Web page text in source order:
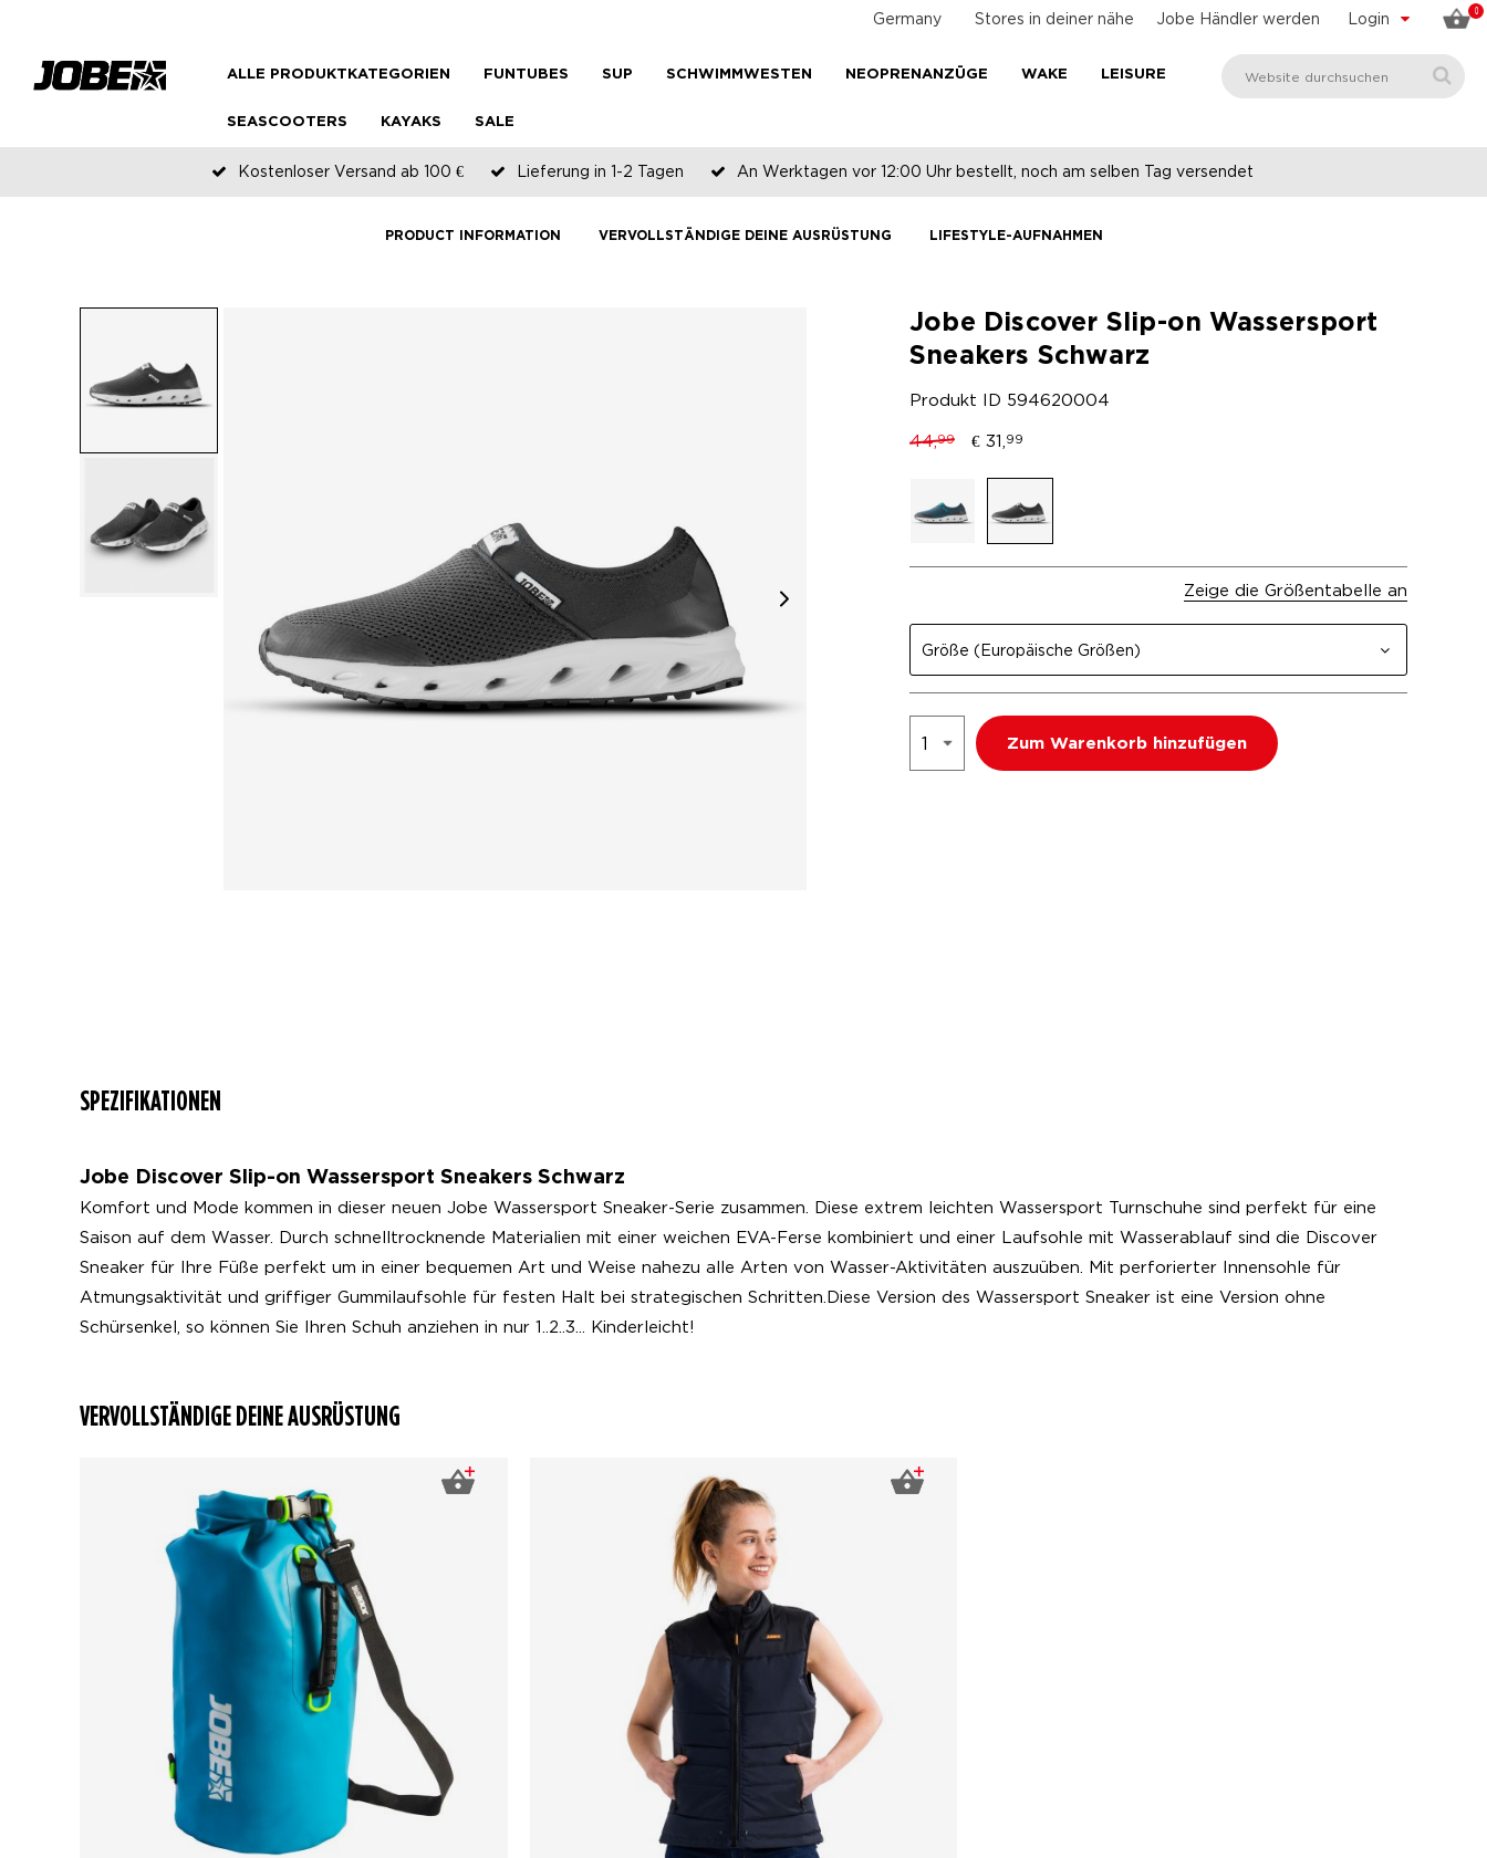
0
Login
Jobe Händler werden
Stores in deiner nähe
Germany
ALLE PRODUKTKATEGORIEN FUNTUBES SUP SCHWIMMWESTEN NEOPRENANZÜGE WAKE LEISURE
SEASCOOTERS KAYAKS SALE
Kostenloser Versand ab 100 € Lieferung in 1-2 Tagen
An Werktagen vor 12:00 Uhr bestellt, noch am selben Tag versendet
Zahlen Sie später oder in Teilen
PRODUCT INFORMATION VERVOLLSTÄNDIGE DEINE AUSRÜSTUNG LIFESTYLE-AUFNAHMEN
Jobe Discover Slip-on Wassersport
Sneakers Schwarz
Produkt ID 594620004
44,99 € 31, 99
Zeige die Größentabelle an
Größe (Europäische Größen)
Zum Warenkorb hinzufügen
SPEZIFIKATIONEN
Jobe Discover Slip-on Wassersport Sneakers Schwarz
Komfort und Mode kommen in dieser neuen Jobe Wassersport Sneaker-Serie zusammen. Diese extrem leichten Wassersport Turnschuhe sind perfekt für eine
Saison auf dem Wasser. Durch schnelltrocknende Materialien mit einer weichen EVA-Ferse kombiniert und einer Laufsohle mit Wasserablauf sind die Discover
Sneaker für Ihre Füße perfekt um in einer bequemen Art und Weise nahezu alle Arten von Wasser-Aktivitäten auszuüben. Mit perforierter Innensohle für
Atmungsaktivität und griffiger Gummilaufsohle für festen Halt bei strategischen Schritten.Diese Version des Wassersport Sneaker ist eine Version ohne
Schürsenkel, so können Sie Ihren Schuh anziehen in nur 1..2..3... Kinderleicht!
VERVOLLSTÄNDIGE DEINE AUSRÜSTUNG